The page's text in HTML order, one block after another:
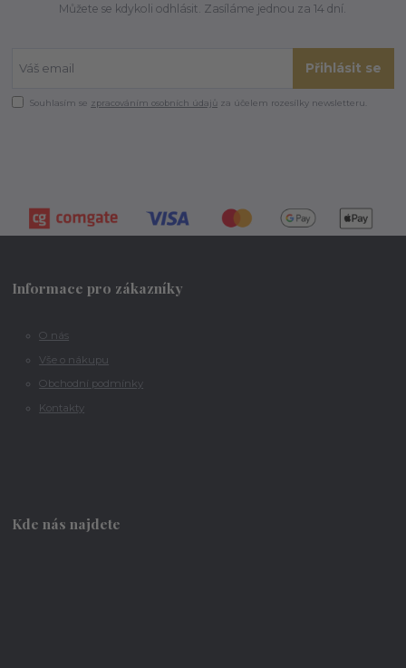
Můžete se kdykoli odhlásit. Zasíláme jednou za 14 dní.
Přihlásit se
Souhlasím se zpracováním osobních údajů za účelem rozesílky newsletteru.
Informace pro zákazníky
O nás
Vše o nákupu
Obchodní podmínky
Kontakty
Kde nás najdete